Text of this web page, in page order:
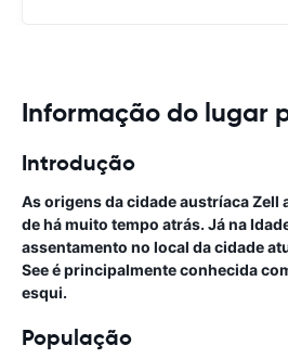
Informação do lugar
Introdução
As origens da cidade austríaca Zell
de há muito tempo atrás. Já na
assentamento no local da cidade
See é principalmente conhecida
esqui.
População